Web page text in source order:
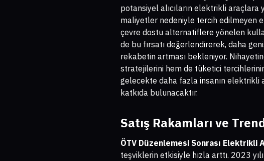
potansiyel alıcıların elektrikli
maliyetler nedeniyle tercih edilmeyen
çevre dostu alternatiflere yönelen
de bu fırsatı değerlendirerek, daha
rekabetin artması bekleniyor.
stratejilerini hem de tüketici
gelecekte daha fazla insanın elektrikli
katkıda bulunacaktır.
Satış Rakamları ve
ÖTV Düzenlemesi Sonrası Elektrikli
teşviklerin etkisiyle hızla arttı. 2023